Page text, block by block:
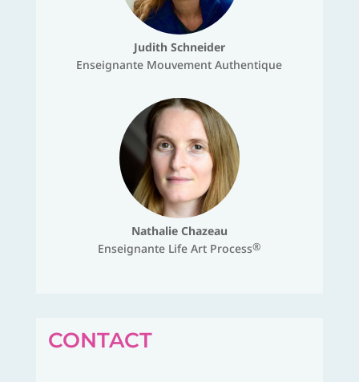
Judith Schneider
Enseignante Mouvement Authentique
Nathalie Chazeau
Enseignante Life Art Process®
CONTACT